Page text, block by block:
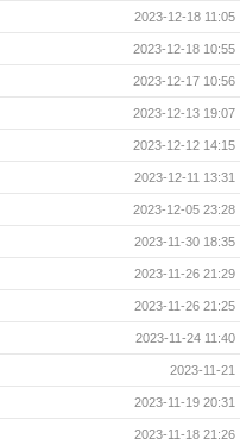
2023-12-18 11:05
2023-12-18 10:55
2023-12-17 10:56
2023-12-13 19:07
2023-12-12 14:15
2023-12-11 13:31
2023-12-05 23:28
2023-11-30 18:35
2023-11-26 21:29
2023-11-26 21:25
2023-11-24 11:40
2023-11-21
2023-11-19 20:31
2023-11-18 21:26